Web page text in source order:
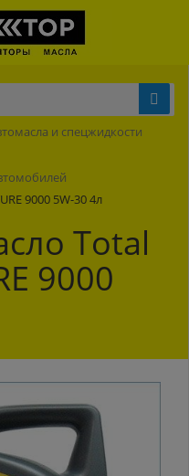
и спецжидкости
9000 5W-30 4л
Total
9000